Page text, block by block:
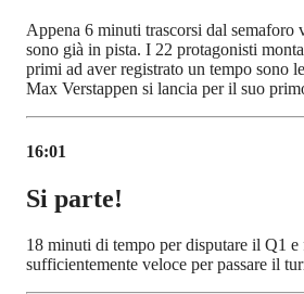
Appena 6 minuti trascorsi dal semaforo
sono già in pista. I 22 protagonisti
primi ad aver registrato un tempo sono
Max Verstappen si lancia per il suo
16:01
Si parte!
18 minuti di tempo per disputare il Q1
sufficientemente veloce per passare il